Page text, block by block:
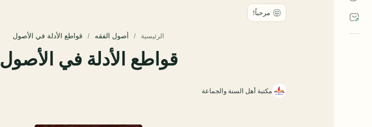
الرئيسية أصول الفقه
قواطع الأدلة في الأصول